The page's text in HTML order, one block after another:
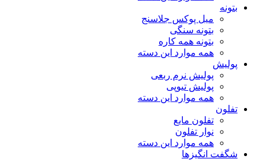
بتونه
میل پوکس جلاسنج
بتونه سنگی
بتونه همه کاره
همه موارد این دسته
پولیش
پولیش نرم ربعی
پولیش تیوپی
همه موارد این دسته
تفلون
تفلون مایع
نوار تفلون
همه موارد این دسته
شگفت انگیزها